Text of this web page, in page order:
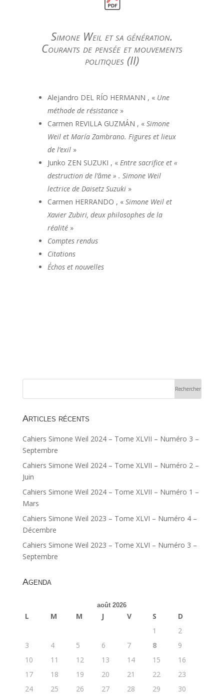
Simone Weil et sa génération.
Courants de pensée et mouvements
politiques (II)
Alejandro DEL RÍO HERMANN , « Une
méthode de résistance»
Carmen REVILLA GUZMÁN , « Simone
Weil et María Zambrano. Figures et lieux
de l’exil»
Junko ZEN SUZUKI , « Entre sacrifice et «
destruction de l’âme » . Simone Weil
lectrice de Daisetz Suzuki»
Carmen HERRANDO , « Simone Weil et
Xavier Zubiri, deux philosophes de la
réalité»
Comptes rendus
Citations
Échos et nouvelles
Articles récents
Cahiers Simone Weil 2024 – Tome XLVII – Numéro 3 –
Septembre
Cahiers Simone Weil 2024 – Tome XLVII – Numéro 2 –
Juin
Cahiers Simone Weil 2024 – Tome XLVII – Numéro 1 –
Mars
Cahiers Simone Weil 2023 – Tome XLVI – Numéro 4 –
Décembre
Cahiers Simone Weil 2023 – Tome XLVI – Numéro 3 –
Septembre
Agenda
août 2026
L M M J V S
D
1
2
3
4 5 6 7 8
9
10
11 12 13 14 15
16
17
18 19 20 21 22
23
24
25 26 27 28 29
30